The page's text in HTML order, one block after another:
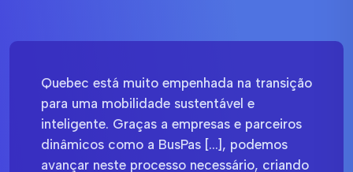
Quebec está muito empenhada na transição
para uma mobilidade sustentável e
inteligente. Graças a empresas e parceiros
dinâmicos como a BusPas [...], podemos
avançar neste processo necessário, criando